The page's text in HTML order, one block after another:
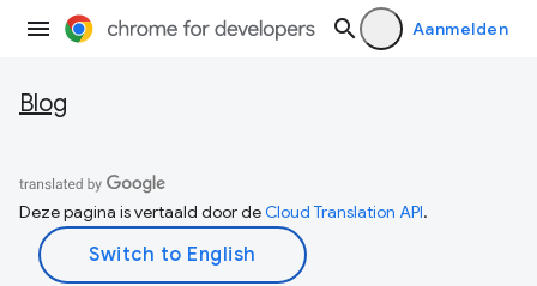
Aanmelden
Blog
Deze pagina is vertaald door deCloud Translation API.